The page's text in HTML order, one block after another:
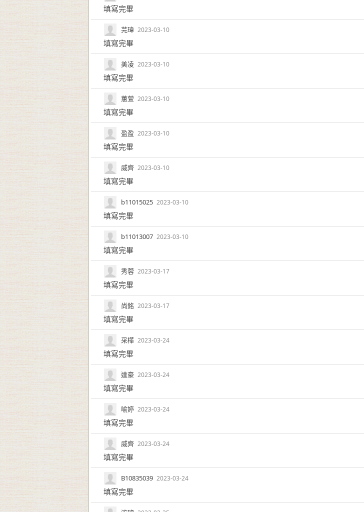
填寫完畢
芫瑋 2023-03-10
填寫完畢
美凌 2023-03-10
填寫完畢
蕙萱 2023-03-10
填寫完畢
盈盈 2023-03-10
填寫完畢
威齊 2023-03-10
填寫完畢
b11015025 2023-03-10
填寫完畢
b11013007 2023-03-10
填寫完畢
秀蓉 2023-03-17
填寫完畢
尚銘 2023-03-17
填寫完畢
采樺 2023-03-24
填寫完畢
達豪 2023-03-24
填寫完畢
喻婷 2023-03-24
填寫完畢
威齊 2023-03-24
填寫完畢
B10835039 2023-03-24
填寫完畢